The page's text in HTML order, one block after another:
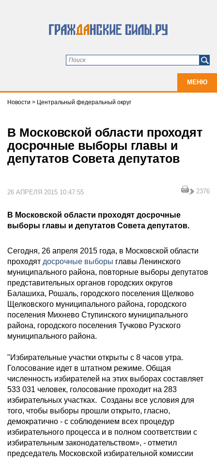
МЕНЮ
Новости > Центральный федеральный округ
В Московской области проходят
досрочные выборы главы и
депутатов Совета депутатов
26 АПРЕЛЯ 2015 10:47:55 2376
В Московской области проходят досрочные
выборы главы и депутатов Совета депутатов.
Сегодня, 26 апреля 2015 года, в Московской области
проходят досрочные выборы главы Ленинского
муниципального района, повторные выборы депутатов
представительных органов городских округов
Балашиха, Рошаль, городского поселения Щелково
Щелковского муниципального района, городского
поселения Михнево Ступинского муниципального
района, городского поселения Тучково Рузского
муниципального района.
"Избирательные участки открыты с 8 часов утра.
Голосование идет в штатном режиме. Общая
численность избирателей на этих выборах составляет
533 031 человек, голосование проходит на 283
избирательных участках. Созданы все условия для
того, чтобы выборы прошли открыто, гласно,
демократично - с соблюдением всех процедур
избирательного процесса и в полном соответствии с
избирательным законодательством», - отметил
председатель Московской избирательной комиссии